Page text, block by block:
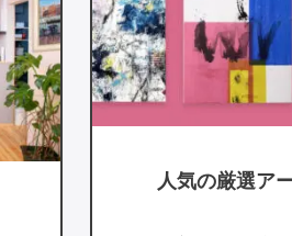
合わせてレンタ